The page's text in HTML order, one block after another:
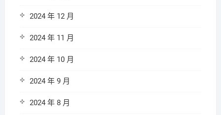
2024 年 12 月
2024 年 11 月
2024 年 10 月
2024 年 9 月
2024 年 8 月